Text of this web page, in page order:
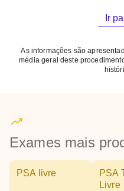
Ir
As informações são
média geral deste
Exames mais
PSA livre
PSA
Livre